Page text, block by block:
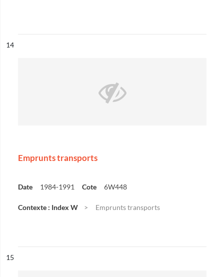
n°
14
Emprunts transports
Date 1984-1991 Cote 6W448
Contexte : Index W Emprunts transports
n°
15